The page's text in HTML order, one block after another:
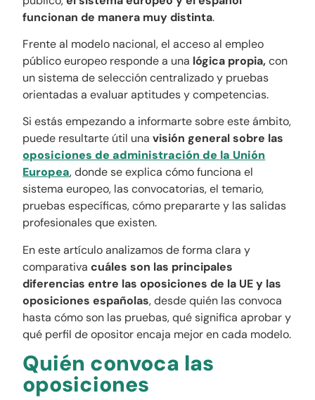
funcionan de manera muy distinta.
Frente al modelo nacional, el acceso al empleo
público europeo responde a una lógica propia,con
un sistema de selección centralizado y pruebas
orientadas a evaluar aptitudes y competencias.
Si estás empezando a informarte sobre este ámbito,
puede resultarte útil unavisión general sobre las
oposiciones de administración de la Unión
Europea, donde se explica cómo funciona el
sistema europeo, las convocatorias, el temario,
pruebas específicas, cómo prepararte y las salidas
profesionales que existen.
En este artículo analizamos de forma clara y
comparativacuáles son las principales
diferencias entre las oposiciones de la UE y las
oposiciones españolas, desde quién las convoca
hasta cómo son las pruebas, qué significa aprobar y
qué perfil de opositor encaja mejor en cada modelo.
Quién convoca las
oposiciones